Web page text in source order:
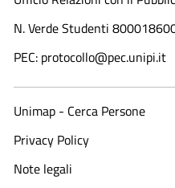
N. Verde Studenti
PEC: protocollo@pec.unipi.it
Unimap - Cerca Persone
Privacy Policy
Note legali